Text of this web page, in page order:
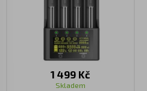
1 499 Kč
Skladem